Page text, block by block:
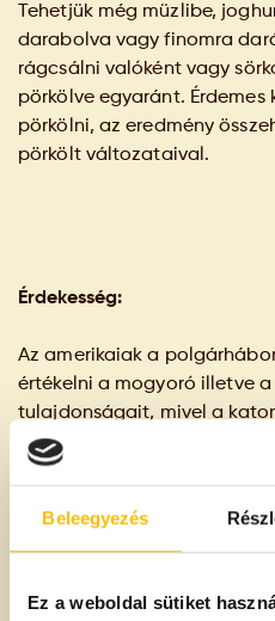
Beleegyezés
Ez a weboldal sütiket
Tehetjük még müzlibe,
darabolva vagy finomra
rágcsálni valóként vagy
pörkölve egyaránt.
pörkölni, az eredmény
pörkölt változataival.
Érdekesség:
Az amerikaiak a
értékelni a mogyoró illetve
tulajdonságait, mivel a
gazdag táplálékhoz
becsben tartják ezt a
köztiszteletben áll, hogy két
mogyorótermesztő